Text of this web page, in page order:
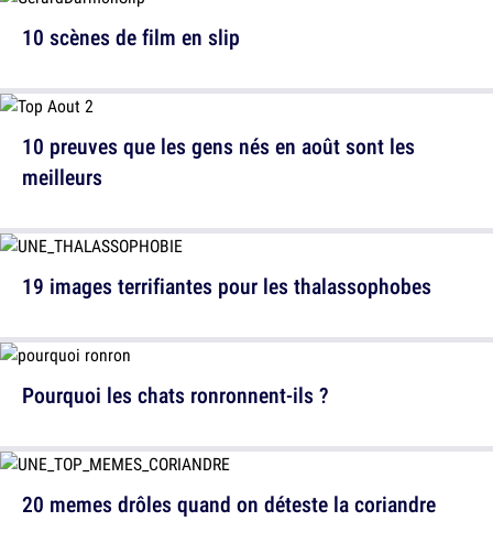
10 preuves que les gens nés en août sont les
meilleurs
Pourquoi les chats ronronnent-ils ?
10 scènes de film en slip
19 images terrifiantes pour les thalassophobes
20 memes drôles quand on déteste la coriandre